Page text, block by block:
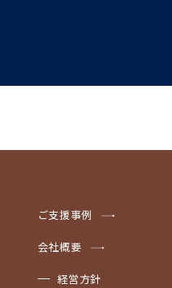
ご支援事例
会社概要
経営方針